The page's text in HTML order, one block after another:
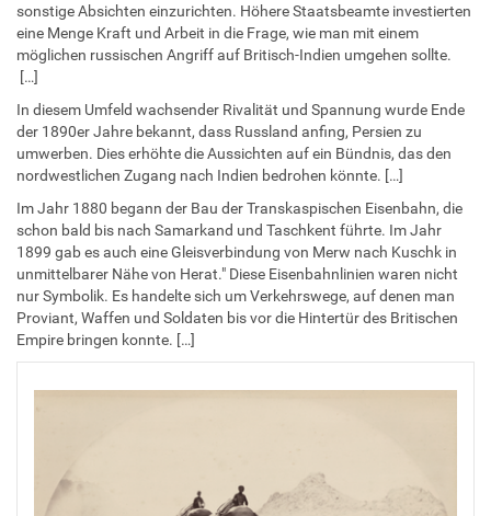
sonstige Absichten einzurichten. Höhere Staatsbeamte investierten
eine Menge Kraft und Arbeit in die Frage, wie man mit einem
möglichen russischen Angriff auf Britisch-Indien umgehen sollte.
[…]
In diesem Umfeld wachsender Rivalität und Spannung wurde Ende
der 1890er Jahre bekannt, dass Russland anfing, Persien zu
umwerben. Dies erhöhte die Aussichten auf ein Bündnis, das den
nordwestlichen Zugang nach Indien bedrohen könnte. […]
Im Jahr 1880 begann der Bau der Transkaspischen Eisenbahn, die
schon bald bis nach Samarkand und Taschkent führte. Im Jahr
1899 gab es auch eine Gleisverbindung von Merw nach Kuschk in
unmittelbarer Nähe von Herat." Diese Eisenbahnlinien waren nicht
nur Symbolik. Es handelte sich um Verkehrswege, auf denen man
Proviant, Waffen und Soldaten bis vor die Hintertür des Britischen
Empire bringen konnte. […]